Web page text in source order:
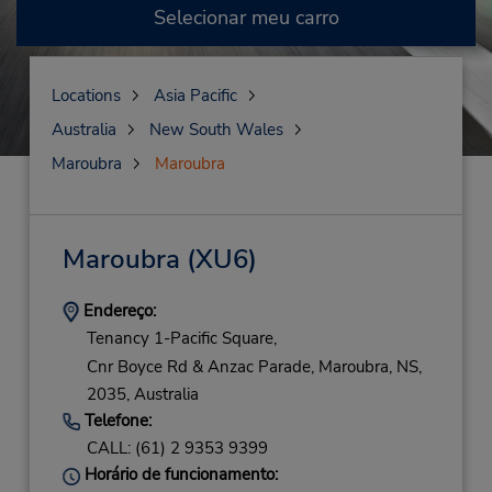
Selecionar meu carro
Locations
Asia Pacific
Australia
New South Wales
Maroubra
Maroubra
Maroubra (XU6)
Endereço:
Tenancy 1-Pacific Square,
Cnr Boyce Rd & Anzac Parade, Maroubra, NS,
2035, Australia
Telefone:
CALL: (61) 2 9353 9399
Horário de funcionamento: